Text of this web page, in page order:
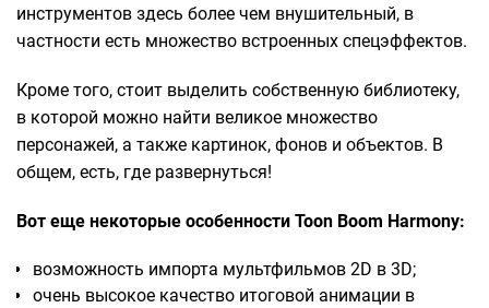
инструментов здесь более чем внушительный, в
частности есть множество встроенных спецэффектов.
Кроме того, стоит выделить собственную библиотеку,
в которой можно найти великое множество
персонажей, а также картинок, фонов и объектов. В
общем, есть, где развернуться!
Вот еще некоторые особенности Toon Boom Harmony:
возможность импорта мультфильмов 2D в 3D;
очень высокое качество итоговой анимации в